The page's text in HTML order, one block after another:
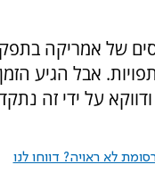
של אמריקה
אבל הגיע
על ידי זה
לא ראויה? דווחו לנו